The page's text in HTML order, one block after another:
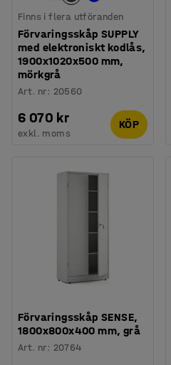
Finns i flera utföranden
Förvaringsskåp SUPPLY
med elektroniskt kodlås,
1900x1020x500 mm,
mörkgrå
Art. nr: 20560
6 070 kr
exkl. moms
KÖP
Förvaringsskåp SENSE,
1800x800x400 mm, grå
Art. nr: 20764